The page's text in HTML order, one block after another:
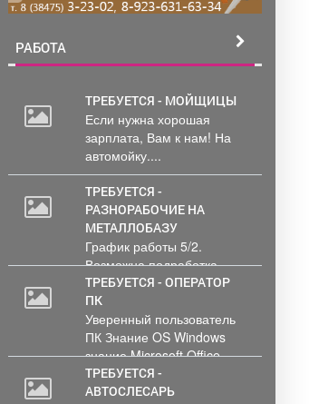
РАБОТА
ТРЕБУЕТСЯ - МОЙЩИЦЫ
Если нужна хорошая
зарплата, Вам к нам! На
автомойку....
ТРЕБУЕТСЯ -
РАЗНОРАБОЧИЕ НА
МЕТАЛЛОБАЗУ
График работы 5/2.
Возможна подработка..
ТРЕБУЕТСЯ - ОПЕРАТОР
ПК
Уверенный пользователь
ПК Знание OS Windows
знание Microsoft Office .
Обработка и...
ТРЕБУЕТСЯ -
АВТОСЛЕСАРЬ